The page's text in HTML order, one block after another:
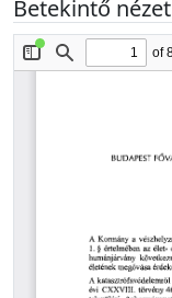
Betekintő nézet